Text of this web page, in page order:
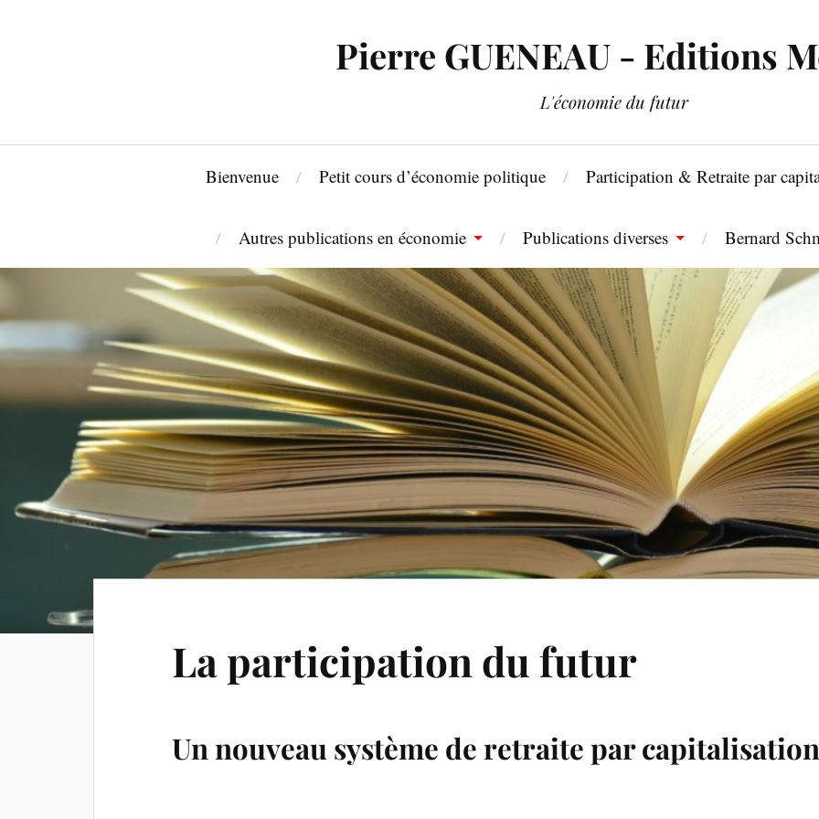
Pierre GUENEAU - Editions
L'économie du futur
Bienvenue Petit cours d’économie politique Participation & Retraite par
Autres publications en économie Publications diverses Bernard
La participation du futur
Un nouveau système de retraite par